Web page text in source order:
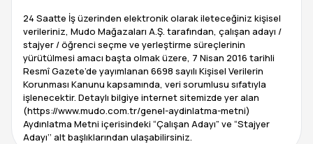
24 Saatte İş üzerinden elektronik olarak ileteceğiniz kişisel
verileriniz, Mudo Mağazaları A.Ş. tarafından, çalışan adayı /
stajyer / öğrenci seçme ve yerleştirme süreçlerinin
yürütülmesi amacı başta olmak üzere, 7 Nisan 2016 tarihli
Resmî Gazete’de yayımlanan 6698 sayılı Kişisel Verilerin
Korunması Kanunu kapsamında, veri sorumlusu sıfatıyla
işlenecektir. Detaylı bilgiye internet sitemizde yer alan
(https://www.mudo.com.tr/genel-aydinlatma-metni)
Aydınlatma Metni içerisindeki “Çalışan Adayı” ve “Stajyer
Adayı’’ alt başlıklarından ulaşabilirsiniz.